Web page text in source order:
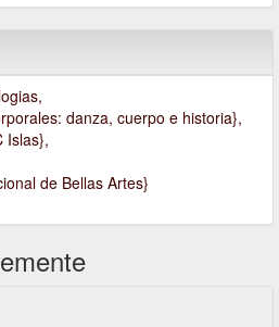
danza, cuerpo e historia},
Islas},
de Bellas Artes}